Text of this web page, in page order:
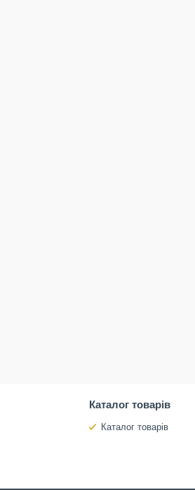
Каталог товарів
Каталог товарів